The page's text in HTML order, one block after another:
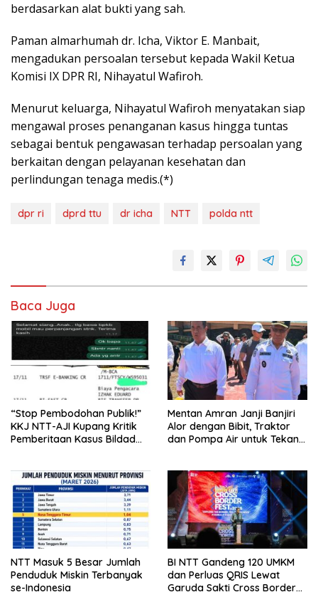
berdasarkan alat bukti yang sah.
Paman almarhumah dr. Icha, Viktor E. Manbait,
mengadukan persoalan tersebut kepada Wakil Ketua
Komisi IX DPR RI, Nihayatul Wafiroh.
Menurut keluarga, Nihayatul Wafiroh menyatakan siap
mengawal proses penanganan kasus hingga tuntas
sebagai bentuk pengawasan terhadap persoalan yang
berkaitan dengan pelayanan kesehatan dan
perlindungan tenaga medis.(*)
dpr ri dprd ttu dr icha NTT polda ntt
Baca Juga
“Stop Pembodohan Publik!”
KKJ NTT-AJI Kupang Kritik
Pemberitaan Kasus Bildad
Mentan Amran Janji Banjiri
Alor dengan Bibit, Traktor
dan Pompa Air untuk Tekan
NTT Masuk 5 Besar Jumlah
Penduduk Miskin Terbanyak
se-Indonesia
BI NTT Gandeng 120 UMKM
dan Perluas QRIS Lewat
Garuda Sakti Cross Border